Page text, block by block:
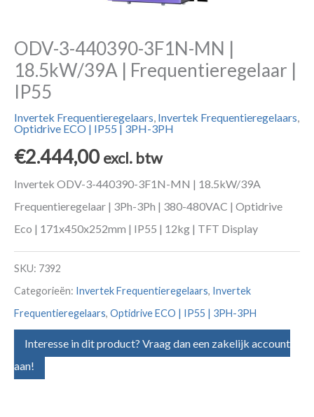
ODV-3-440390-3F1N-MN |
18.5kW/39A | Frequentieregelaar |
IP55
Invertek Frequentieregelaars, Invertek Frequentieregelaars,
Optidrive ECO | IP55 | 3PH-3PH
€2.444,00 excl. btw
Invertek ODV-3-440390-3F1N-MN | 18.5kW/39A
Frequentieregelaar | 3Ph-3Ph | 380-480VAC | Optidrive
Eco | 171x450x252mm | IP55 | 12kg | TFT Display
SKU: 7392
Categorieën: Invertek Frequentieregelaars, Invertek
Frequentieregelaars, Optidrive ECO | IP55 | 3PH-3PH
Interesse in dit product? Vraag dan een zakelijk account
aan!